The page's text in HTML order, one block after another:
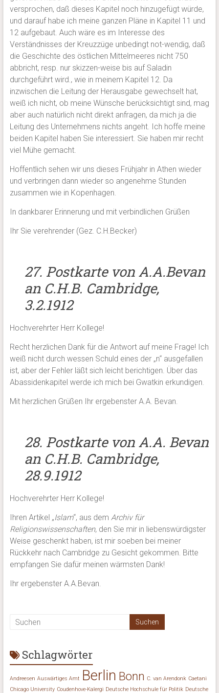
versprochen, daß dieses Kapitel noch hinzugefügt würde,
und darauf habe ich meine ganzen Pläne in Kapitel 11 und
12 aufgebaut. Auch wäre es im Interesse des
Verständnisses der Kreuzzüge unbedingt not-wendig, daß
die Geschichte des östlichen Mittelmeeres nicht 750
abbricht, resp. nur skizzen-weise bis auf Saladin
durchgeführt wird., wie in meinem Kapitel 12. Da
inzwischen die Leitung der Herausgabe gewechselt hat,
weiß ich nicht, ob meine Wünsche berücksichtigt sind, mag
aber auch natürlich nicht direkt anfragen, da mich ja die
Leitung des Unternehmens nichts angeht. Ich hoffe meine
beiden Kapitel haben Sie interessiert. Sie haben mir recht
viel Mühe gemacht.
Hoffentlich sehen wir uns dieses Frühjahr in Athen wieder
und verbringen dann wieder so angenehme Stunden
zusammen wie in Kopenhagen.
In dankbarer Erinnerung und mit verbindlichen Grüßen
Ihr Sie verehrender (Gez. C.H.Becker)
27. Postkarte von A.A.Bevan
an C.H.B. Cambridge,
3.2.1912
Hochverehrter Herr Kollege!
Recht herzlichen Dank für die Antwort auf meine Frage! Ich
weiß nicht durch wessen Schuld eines der „n“ ausgefallen
ist, aber der Fehler läßt sich leicht berichtigen. Über das
Abassidenkapitel werde ich mich bei Gwatkin erkundigen.
Mit herzlichen Grüßen Ihr ergebenster A.A. Bevan.
28. Postkarte von A.A. Bevan
an C.H.B. Cambridge,
28.9.1912
Hochverehrter Herr Kollege!
Ihren Artikel „Islam“, aus dem Archiv für
Religionswissenschaften, den Sie mir in liebenswürdigster
Weise geschenkt haben, ist mir soeben bei meiner
Rückkehr nach Cambridge zu Gesicht gekommen. Bitte
empfangen Sie dafür meinen wärmsten Dank!
Ihr ergebenster A.A.Bevan.
Schlagwörter
Andreesen Auswärtiges Amt Berlin Bonn C. van Arendonk Caetani
Chicago University Coudenhove-Kalergi Deutsche Hochschule für Politik Deutsche